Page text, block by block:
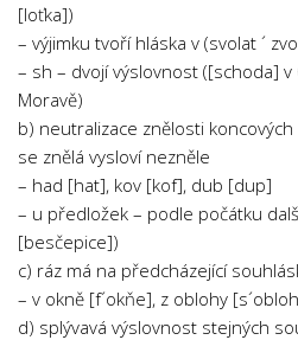
[loťka])
– výjimku tvoří hláska v (svolat ´
– sh – dvojí výslovnost ([schoda] v
Moravě)
b) neutralizace znělosti
se znělá vysloví nezněle
– had [hat], kov [kof], dub [dup]
– u předložek – podle počátku
[besčepice])
c) ráz má na předcházející
– v okně [f´okňe], z oblohy
d) splývavá výslovnost stejných